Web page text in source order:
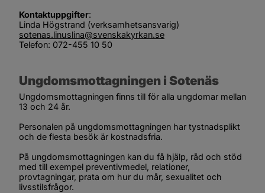
Kontaktuppgifter:
Linda Högstrand (verksamhetsansvarig)
sotenas.linuslina@svenskakyrkan.se
Telefon: 072-455 10 50
Ungdomsmottagningen i Sotenäs
Ungdomsmottagningen finns till för alla ungdomar mellan
13 och 24 år.
Personalen på ungdomsmottagningen har tystnadsplikt
och de flesta besök är kostnadsfria.
På ungdomsmottagningen kan du få hjälp, råd och stöd
med till exempel preventivmedel, relationer,
provtagningar, prata om hur du mår, sexualitet och
livsstilsfrågor.